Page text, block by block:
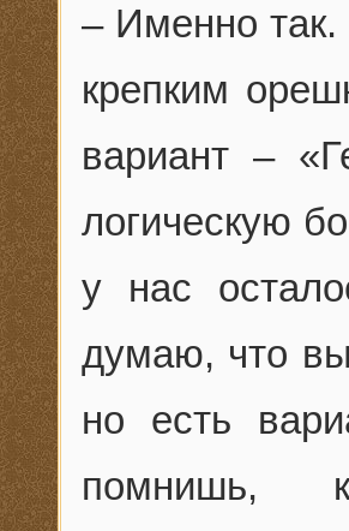
– Именно
крепким
вариант –
логическую
у нас
думаю, что
но есть
помнишь,